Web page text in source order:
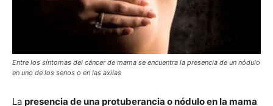
Entre los síntomas del cáncer de mama se encuentra la presencia de un nódulo
en uno de los senos o en las axilas
La presencia de una protuberancia o nódulo en la mama